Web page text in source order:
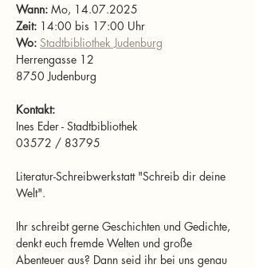
Wann: Mo, 14.07.2025
Zeit: 14:00 bis 17:00 Uhr
Wo: Stadtbibliothek Judenburg
Herrengasse 12
8750 Judenburg
Kontakt:
Ines Eder - Stadtbibliothek
03572 / 83795
Literatur-Schreibwerkstatt "Schreib dir deine
Welt".
Ihr schreibt gerne Geschichten und Gedichte,
denkt euch fremde Welten und große
Abenteuer aus? Dann seid ihr bei uns genau